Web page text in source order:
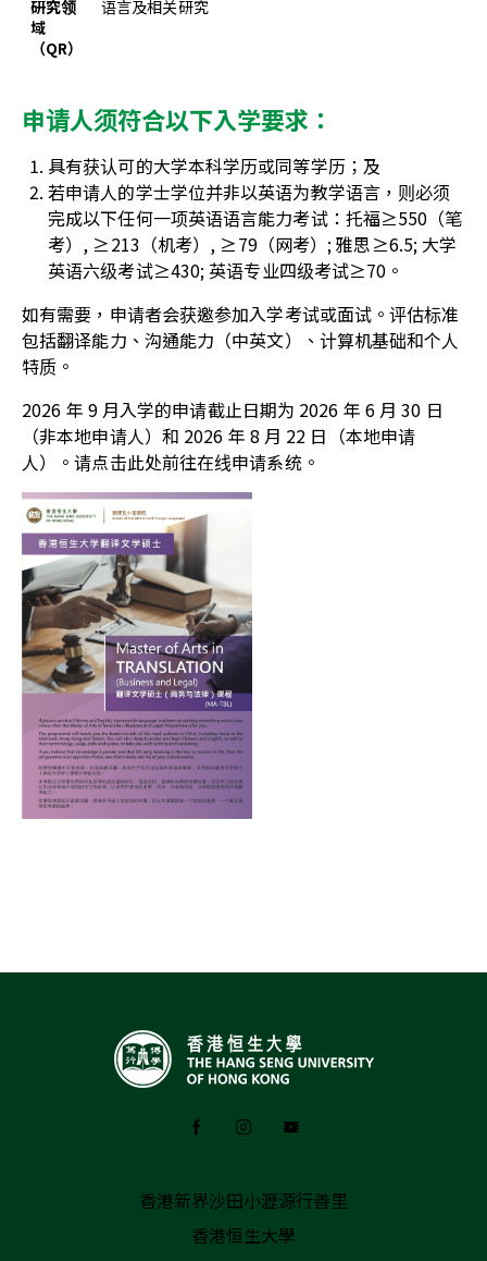
研究领
域
（QR）
语言及相关研究
申请人须符合以下入学要求：
具有获认可的大学本科学历或同等学历；及
若申请人的学士学位并非以英语为教学语言，则必须
完成以下任何一项英语语言能力考试：托福≥550（笔
考）, ≥213（机考）, ≥79（网考）; 雅思≥6.5; 大学
英语六级考试≥430; 英语专业四级考试≥70。
如有需要，申请者会获邀参加入学考试或面试。评估标准
包括翻译能力、沟通能力（中英文）、计算机基础和个人
特质。
2026 年 9 月入学的申请截止日期为 2026 年 6 月 30 日
（非本地申请人）和 2026 年 8 月 22 日（本地申请
人）。请点击此处前往在线申请系统。
香港新界沙田小瀝源行善里
香港恒生大學